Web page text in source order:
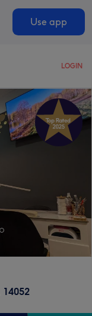
Use app
LOGIN
14052